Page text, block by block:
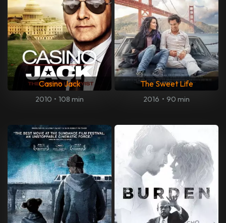
Casino Jack
2010 • 108 min
The Sweet Life
2016 • 90 min